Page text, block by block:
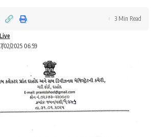
02/2025 06:59
3 Min Read